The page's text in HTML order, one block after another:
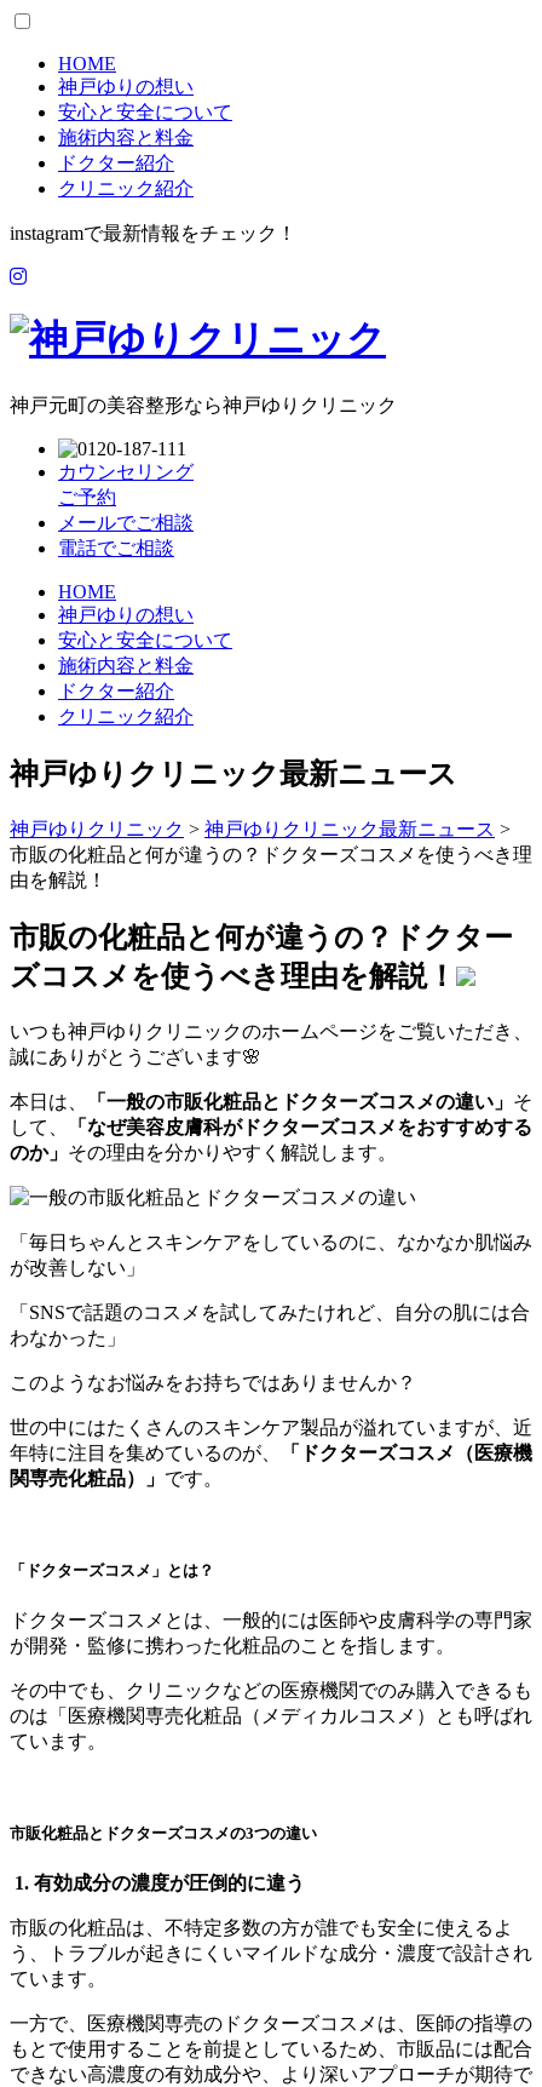
HOME
神戸ゆりの想い
安心と安全について
施術内容と料金
ドクター紹介
クリニック紹介
instagramで最新情報をチェック！
神戸元町の美容整形なら神戸ゆりクリニック
カウンセリング
ご予約
メールでご相談
電話でご相談
HOME
神戸ゆりの想い
安心と安全について
施術内容と料金
ドクター紹介
クリニック紹介
神戸ゆりクリニック最新ニュース
神戸ゆりクリニック > 神戸ゆりクリニック最新ニュース >
市販の化粧品と何が違うの？ドクターズコスメを使うべき理
由を解説！
市販の化粧品と何が違うの？ドクター
ズコスメを使うべき理由を解説！
いつも神戸ゆりクリニックのホームページをご覧いただき、
誠にありがとうございます🌸
本日は、 「一般の市販化粧品とドクターズコスメの違い」 そ
して、
「なぜ美容皮膚科がドクターズコスメをおすすめする
のか」 その理由を分かりやすく解説します。
「毎日ちゃんとスキンケアをしているのに、なかなか肌悩み
が改善しない」
「SNSで話題のコスメを試してみたけれど、自分の肌には合
わなかった」
このようなお悩みをお持ちではありませんか？
世の中にはたくさんのスキンケア製品が溢れていますが、近
年特に注目を集めているのが、
「ドクターズコスメ（医療機
関専売化粧品）」 です。
「ドクターズコスメ」とは？
ドクターズコスメとは、一般的には医師や皮膚科学の専門家
が開発・監修に携わった化粧品のことを指します。
その中でも、クリニックなどの医療機関でのみ購入できるも
のは「医療機関専売化粧品（メディカルコスメ）とも呼ばれ
ています。
市販化粧品とドクターズコスメの3つの違い
1. 有効成分の濃度が圧倒的に違う
市販の化粧品は、不特定多数の方が誰でも安全に使えるよ
う、トラブルが起きにくいマイルドな成分・濃度で設計され
ています。
一方で、医療機関専売のドクターズコスメは、医師の指導の
もとで使用することを前提としているため、市販品には配合
できない高濃度の有効成分や、より深いアプローチが期待で